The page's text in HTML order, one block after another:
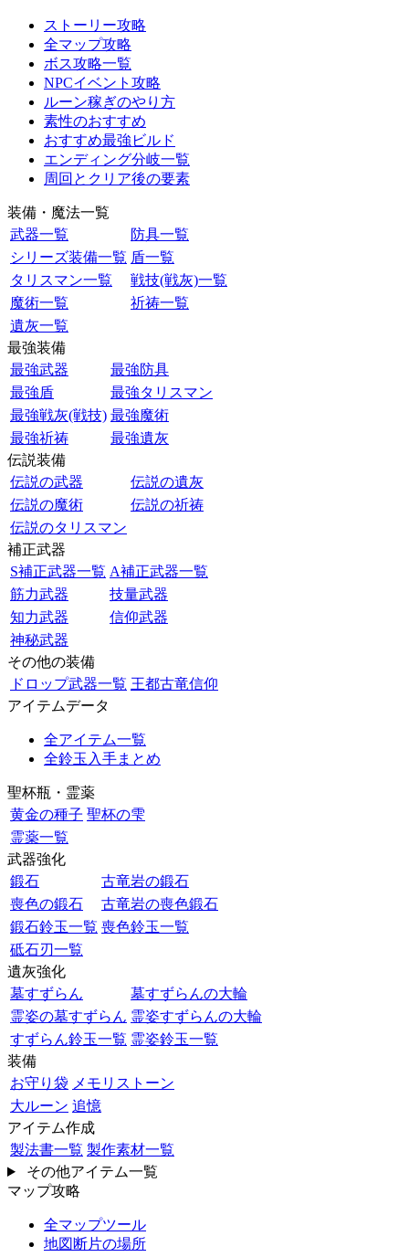
ストーリー攻略
全マップ攻略
ボス攻略一覧
NPCイベント攻略
ルーン稼ぎのやり方
素性のおすすめ
おすすめ最強ビルド
エンディング分岐一覧
周回とクリア後の要素
装備・魔法一覧
武器一覧
防具一覧
シリーズ装備一覧 盾一覧
タリスマン一覧
戦技(戦灰)一覧
魔術一覧
祈祷一覧
遺灰一覧
最強装備
最強武器
最強防具
最強盾
最強タリスマン
最強戦灰(戦技) 最強魔術
最強祈祷
最強遺灰
伝説装備
伝説の武器
伝説の遺灰
伝説の魔術
伝説の祈祷
伝説のタリスマン
補正武器
S補正武器一覧 A補正武器一覧
筋力武器
技量武器
知力武器
信仰武器
神秘武器
その他の装備
ドロップ武器一覧 王都古竜信仰
アイテムデータ
全アイテム一覧
全鈴玉入手まとめ
聖杯瓶・霊薬
黄金の種子 聖杯の雫
霊薬一覧
武器強化
鍛石
古竜岩の鍛石
喪色の鍛石
古竜岩の喪色鍛石
鍛石鈴玉一覧 喪色鈴玉一覧
砥石刃一覧
遺灰強化
墓すずらん
墓すずらんの大輪
霊姿の墓すずらん 霊姿すずらんの大輪
すずらん鈴玉一覧 霊姿鈴玉一覧
装備
お守り袋 メモリストーン
大ルーン 追憶
アイテム作成
製法書一覧 製作素材一覧
その他アイテム一覧
マップ攻略
全マップツール
地図断片の場所